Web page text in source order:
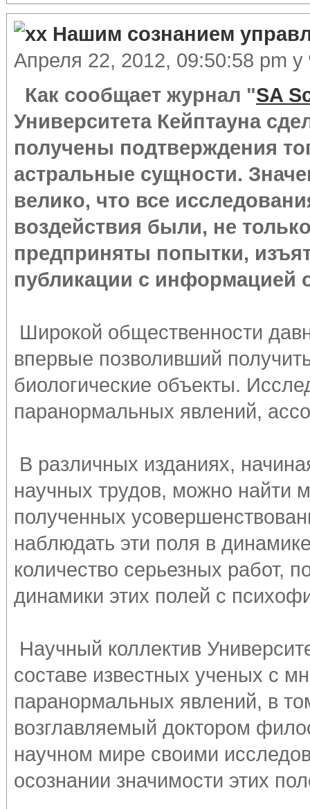
Нашим сознанием
Апреля 22, 2012, 09:50:58 pm у
Как сообщает журнал "SA
Университета Кейптауна
получены подтверждения
астральные сущности.
велико, что все
воздействия были, не
предприняты попытки,
публикации с информацией
Широкой общественности
впервые позволивший
биологические объекты.
паранормальных явлений,
В различных изданиях,
научных трудов, можно найти
полученных
наблюдать эти поля в
количество серьезных работ,
динамики этих полей с
Научный коллектив
составе известных ученых с
паранормальных явлений, в
возглавляемый доктором
научном мире своими
осознании значимости этих